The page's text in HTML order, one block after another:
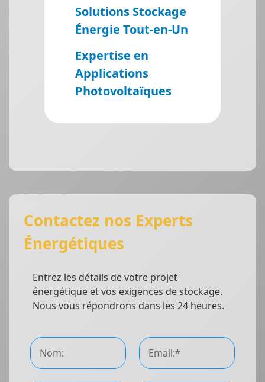
Solutions Stockage
Énergie Tout-en-Un
Expertise en
Applications
Photovoltaïques
Contactez nos Experts
Énergétiques
Entrez les détails de votre projet
énergétique et vos exigences de stockage.
Nous vous répondrons dans les 24 heures.